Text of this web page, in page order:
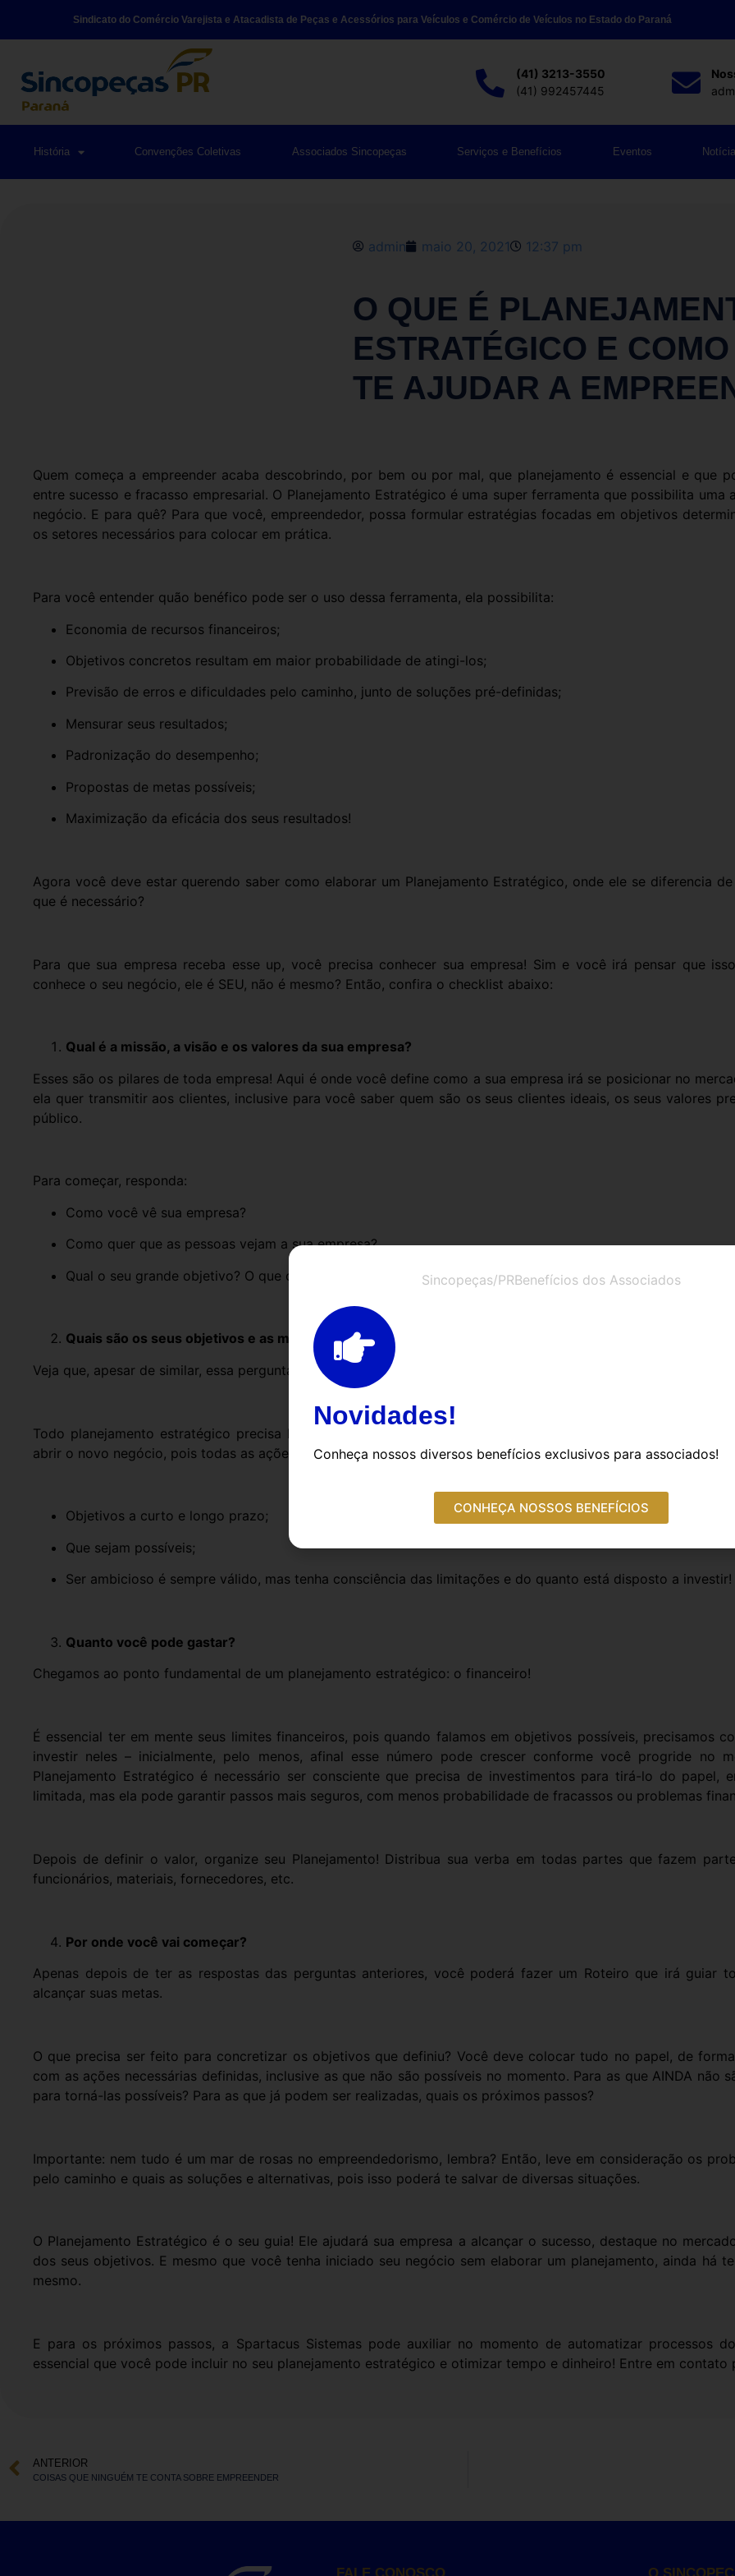
Sindicato do Comércio Varejista e Atacadista de Peças e Acessórios para Veículos e Comércio de Veículos no Estado do Paraná
(41) 3213-3550
(41) 992457445
História Convenções Coletivas Associados Sincopeças Serviços e Benefícios Eventos
admin maio 20, 2021 12:37 pm
O QUE É
ESTRATÉGICO E
TE AJUDAR A
Quem começa a empreender acaba descobrindo, por bem ou por mal, que planejamento é essencial e que
entre sucesso e fracasso empresarial. O Planejamento Estratégico é uma super ferramenta que possibilita uma
negócio. E para quê? Para que você, empreendedor, possa formular estratégias focadas em objetivos
os setores necessários para colocar em prática.
Para você entender quão benéfico pode ser o uso dessa ferramenta, ela possibilita:
Economia de recursos financeiros;
Objetivos concretos resultam em maior probabilidade de atingi-los;
Previsão de erros e dificuldades pelo caminho, junto de soluções pré-definidas;
Mensurar seus resultados;
Padronização do desempenho;
Propostas de metas possíveis;
Maximização da eficácia dos seus resultados!
Agora você deve estar querendo saber como elaborar um Planejamento Estratégico, onde ele se diferencia
que é necessário?
Para que sua empresa receba esse up, você precisa conhecer sua empresa! Sim e você irá pensar que
conhece o seu negócio, ele é SEU, não é mesmo? Então, confira o checklist abaixo:
Qual é a missão, a visão e os valores da sua empresa?
Esses são os pilares de toda empresa! Aqui é onde você define como a sua empresa irá se posicionar no
ela quer transmitir aos clientes, inclusive para você saber quem são os seus clientes ideais, os seus valores
público.
Para começar, responda:
Como você vê sua empresa?
Como quer que as pessoas vejam a sua empresa?
Qual o seu grande objetivo? O que caracteriza alcançar o sucesso?
Quais são os seus objetivos e as metas da sua empresa?
Veja que, apesar de similar, essa pergunta é diferente da anterior. Ao abrir um negócio, qual foi o objetivo que
Todo planejamento estratégico precisa levar a algum lugar, no caso, atingir suas metas e objetivos, aqueles
abrir o novo negócio, pois todas as ações definidas serão em busca de concretizar tais objetivos. Leve em
Objetivos a curto e longo prazo;
Que sejam possíveis;
Ser ambicioso é sempre válido, mas tenha consciência das limitações e do quanto está disposto a investir!
Quanto você pode gastar?
Chegamos ao ponto fundamental de um planejamento estratégico: o financeiro!
É essencial ter em mente seus limites financeiros, pois quando falamos em objetivos possíveis, precisamos
investir neles – inicialmente, pelo menos, afinal esse número pode crescer conforme você progride no
Planejamento Estratégico é necessário ser consciente que precisa de investimentos para tirá-lo do papel,
limitada, mas ela pode garantir passos mais seguros, com menos probabilidade de fracassos ou problemas
Depois de definir o valor, organize seu Planejamento! Distribua sua verba em todas partes que fazem
funcionários, materiais, fornecedores, etc.
Por onde você vai começar?
Apenas depois de ter as respostas das perguntas anteriores, você poderá fazer um Roteiro que irá guiar
alcançar suas metas.
O que precisa ser feito para concretizar os objetivos que definiu? Você deve colocar tudo no papel, de
com as ações necessárias definidas, inclusive as que não são possíveis no momento. Para as que AINDA não
para torná-las possíveis? Para as que já podem ser realizadas, quais os próximos passos?
Importante: nem tudo é um mar de rosas no empreendedorismo, lembra? Então, leve em consideração os
pelo caminho e quais as soluções e alternativas, pois isso poderá te salvar de diversas situações.
O Planejamento Estratégico é o seu guia! Ele ajudará sua empresa a alcançar o sucesso, destaque no
dos seus objetivos. E mesmo que você tenha iniciado seu negócio sem elaborar um planejamento, ainda há
mesmo.
E para os próximos passos, a Spartacus Sistemas pode auxiliar no momento de automatizar processos
essencial que você pode incluir no seu planejamento estratégico e otimizar tempo e dinheiro! Entre em contato
ANTERIOR
COISAS QUE NINGUÉM TE CONTA SOBRE EMPREENDER
FALE CONOSCO O
Sincopeças/PRBenefícios dos Associados
Novidades!
Conheça nossos diversos benefícios exclusivos para associados!
CONHEÇA NOSSOS BENEFÍCIOS